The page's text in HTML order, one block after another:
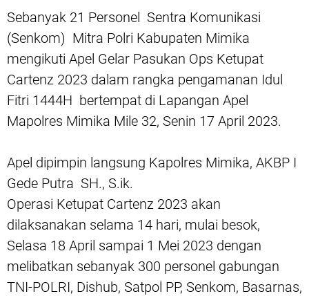
Sebanyak 21 Personel Sentra Komunikasi
(Senkom) Mitra Polri Kabupaten Mimika
mengikuti Apel Gelar Pasukan Ops Ketupat
Cartenz 2023 dalam rangka pengamanan Idul
Fitri 1444H bertempat di Lapangan Apel
Mapolres Mimika Mile 32, Senin 17 April 2023.
Apel dipimpin langsung Kapolres Mimika, AKBP I
Gede Putra SH., S.ik.
Operasi Ketupat Cartenz 2023 akan
dilaksanakan selama 14 hari, mulai besok,
Selasa 18 April sampai 1 Mei 2023 dengan
melibatkan sebanyak 300 personel gabungan
TNI-POLRI, Dishub, Satpol PP, Senkom, Basarnas,